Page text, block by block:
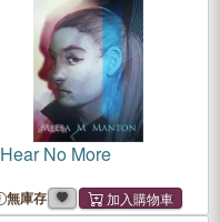
Hear No More
無庫存